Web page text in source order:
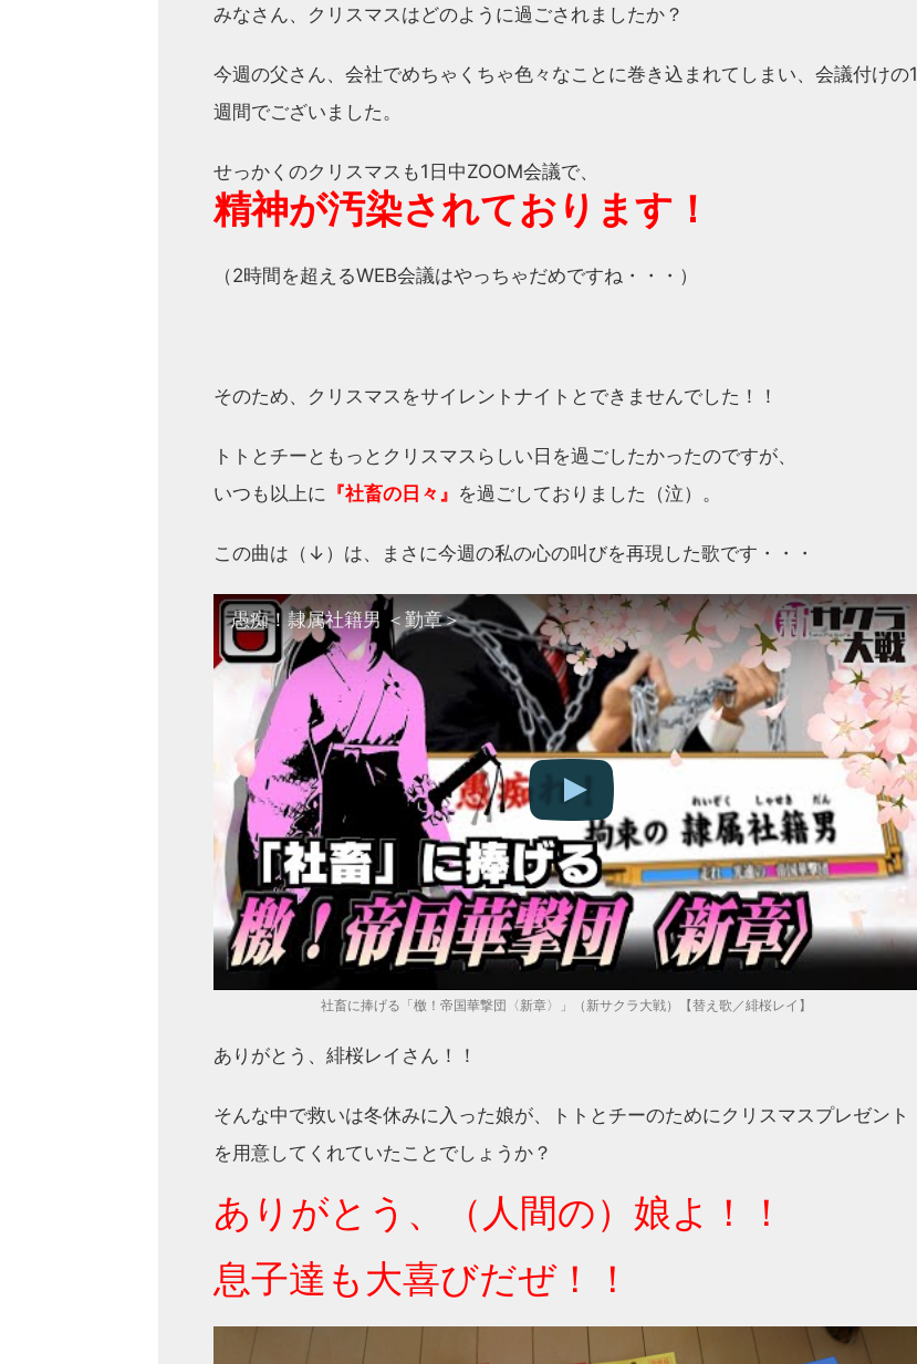
みなさん、クリスマスはどのように過ごされましたか？
今週の父さん、会社でめちゃくちゃ色々なことに巻き込まれてしまい、会議付けの1
週間でございました。
せっかくのクリスマスも1日中ZOOM会議で、
精神が汚染されております！
（2時間を超えるWEB会議はやっちゃだめですね・・・）
そのため、クリスマスをサイレントナイトとできませんでした！！
トトとチーともっとクリスマスらしい日を過ごしたかったのですが、
いつも以上に 『社畜の日々』 を過ごしておりました（泣）。
この曲は（↓）は、まさに今週の私の心の叫びを再現した歌です・・・
愚痴！隷属社籍男 ＜勤章＞
社畜に捧げる「檄！帝国華撃団〈新章〉」（新サクラ大戦）【替え歌／緋桜レイ】
ありがとう、緋桜レイさん！！
そんな中で救いは冬休みに入った娘が、トトとチーのためにクリスマスプレゼント
を用意してくれていたことでしょうか？
ありがとう、（人間の）娘よ！！
息子達も大喜びだぜ！！